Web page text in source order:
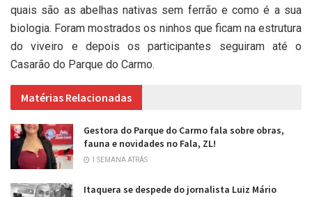
quais são as abelhas nativas sem ferrão e como é a sua
biologia. Foram mostrados os ninhos que ficam na estrutura
do viveiro e depois os participantes seguiram até o
Casarão do Parque do Carmo.
Matérias Relacionadas
Gestora do Parque do Carmo fala sobre obras,
fauna e novidades no Fala, ZL!
1 SEMANA ATRÁS
Itaquera se despede do jornalista Luiz Mário